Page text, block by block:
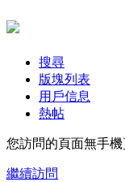
搜尋
版塊列表
用戶信息
熱帖
您訪問的頁面無手
繼續訪問